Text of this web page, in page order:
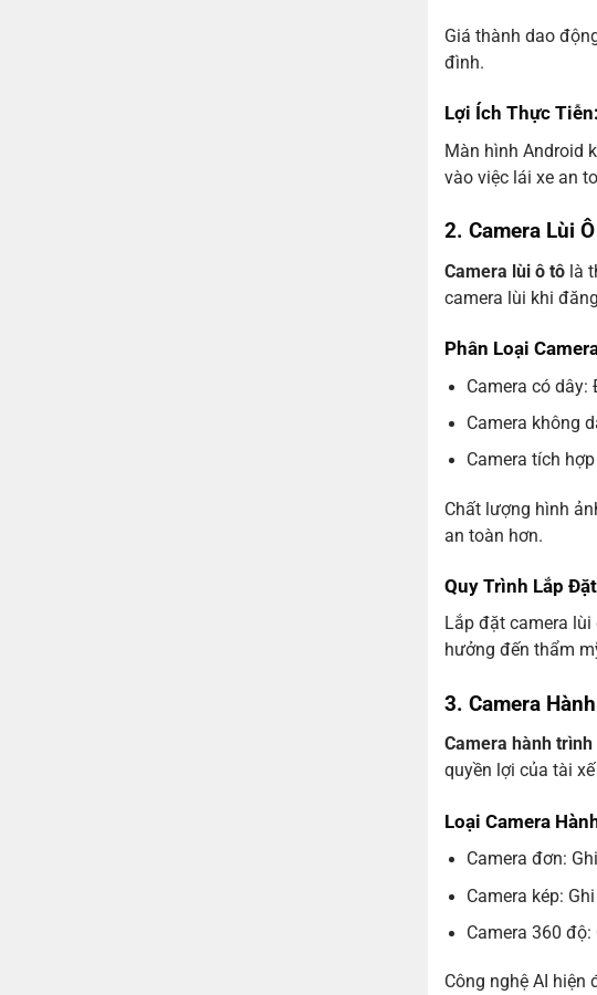
Giá thành dao
đình.
Lợi Ích Thực Tiễn:
Màn hình Android
vào việc lái xe an
2. Camera Lùi
Camera lùi ô tô là
camera lùi khi
Phân Loại
Camera có dây:
Camera không
Camera tích
Chất lượng hình
an toàn hơn.
Quy Trình Lắp
Lắp đặt camera
hưởng đến thẩm
3. Camera
Camera hành trình
quyền lợi của tài
Loại Camera
Camera đơn:
Camera kép:
Camera 360
Công nghệ AI hiện